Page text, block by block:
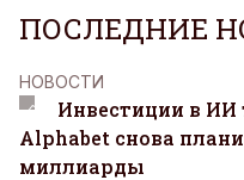
ПОСЛЕДНИЕ
НОВОСТИ
Инвестиции в ИИ
Alphabet снова
миллиарды